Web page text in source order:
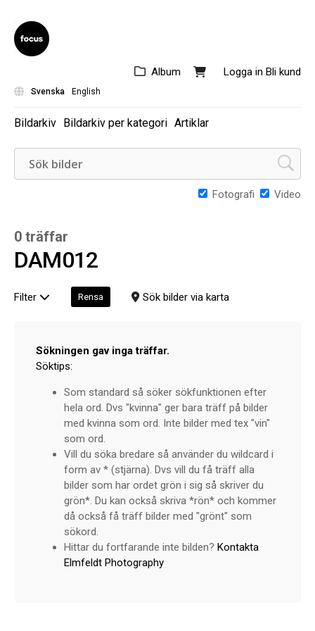
Logga in Bli kund
Album
Svenska English
Bildarkiv Bildarkiv per kategori Artiklar
Fotografi Video
0 träffar
DAM012
Filter Rensa Sök bilder via karta
Sökningen gav inga träffar.
Söktips:
Som standard så söker sökfunktionen efter
hela ord. Dvs "kvinna" ger bara träff på bilder
med kvinna som ord. Inte bilder med tex "vin"
som ord.
Vill du söka bredare så använder du wildcard i
form av * (stjärna). Dvs vill du få träff alla
bilder som har ordet grön i sig så skriver du
grön*. Du kan också skriva *rön* och kommer
då också få träff bilder med "grönt" som
sökord.
Hittar du fortfarande inte bilden? Kontakta
Elmfeldt Photography